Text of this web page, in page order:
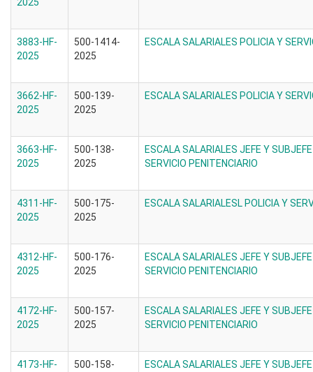
3883-HF-
2025
500-1414-
2025
ESCALA SALARIALES POLICIA Y
3662-HF-
2025
500-139-
2025
ESCALA SALARIALES POLICIA Y
3663-HF-
2025
500-138-
2025
ESCALA SALARIALES JEFE Y
SERVICIO PENITENCIARIO
4311-HF-
2025
500-175-
2025
ESCALA SALARIALESL POLICIA Y
4312-HF-
2025
500-176-
2025
ESCALA SALARIALES JEFE Y
SERVICIO PENITENCIARIO
4172-HF-
2025
500-157-
2025
ESCALA SALARIALES JEFE Y
SERVICIO PENITENCIARIO
4173-HF-
500-158-
ESCALA SALARIALES JEFE Y